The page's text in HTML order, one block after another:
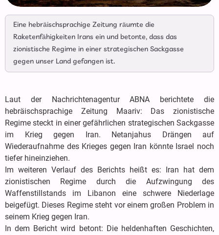
Eine hebräischsprachige Zeitung räumte die
Raketenfähigkeiten Irans ein und betonte, dass das
zionistische Regime in einer strategischen Sackgasse
gegen unser Land gefangen ist.
Laut der Nachrichtenagentur ABNA berichtete die
hebräischsprachige Zeitung Maariv: Das zionistische
Regime steckt in einer gefährlichen strategischen Sackgasse
im Krieg gegen Iran. Netanjahus Drängen auf
Wiederaufnahme des Krieges gegen Iran könnte Israel noch
tiefer hineinziehen.
Im weiteren Verlauf des Berichts heißt es: Iran hat dem
zionistischen Regime durch die Aufzwingung des
Waffenstillstands im Libanon eine schwere Niederlage
beigefügt. Dieses Regime steht vor einem großen Problem in
seinem Krieg gegen Iran.
In dem Bericht wird betont: Die heldenhaften Geschichten,